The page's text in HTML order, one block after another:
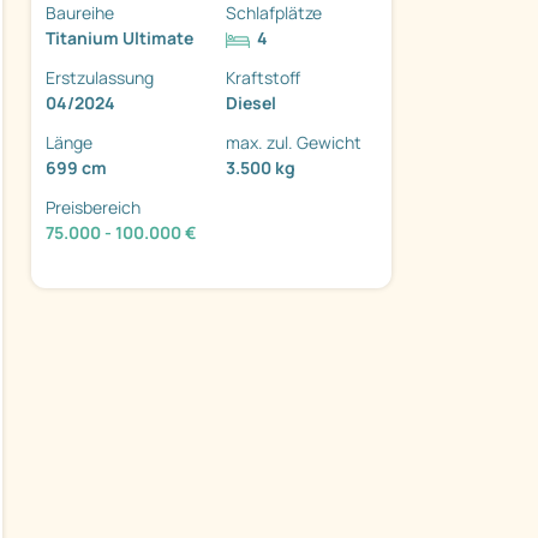
Baureihe
Titanium Ultimate
Schlafplätze
4
Erstzulassung
04/2024
Kraftstoff
Diesel
Länge
699 cm
max. zul. Gewicht
3.500 kg
Preisbereich
75.000 - 100.000 €